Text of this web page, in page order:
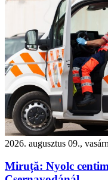
2026. augusztus 09.,
Miruță: Nyolc